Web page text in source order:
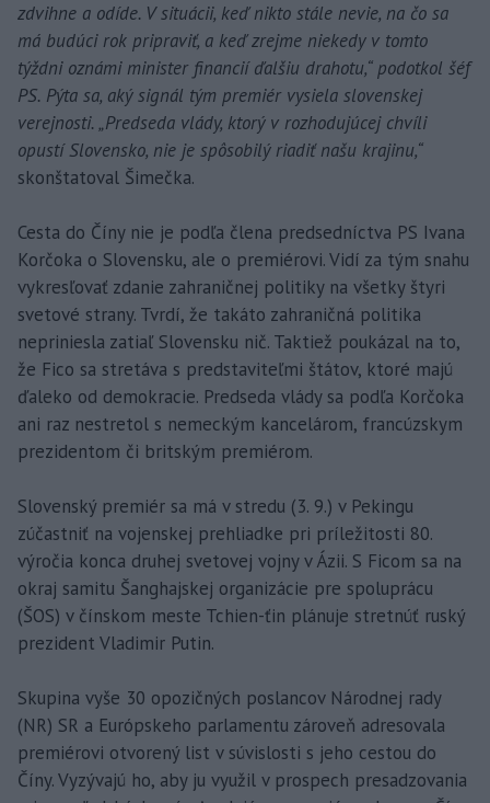
zdvihne a odíde. V situácii, keď nikto stále nevie, na čo sa
má budúci rok pripraviť, a keď zrejme niekedy v tomto
týždni oznámi minister financií ďalšiu drahotu,“ podotkol šéf
PS. Pýta sa, aký signál tým premiér vysiela slovenskej
verejnosti. „Predseda vlády, ktorý v rozhodujúcej chvíli
opustí Slovensko, nie je spôsobilý riadiť našu krajinu,“
skonštatoval Šimečka.
Cesta do Číny nie je podľa člena predsedníctva PS Ivana
Korčoka o Slovensku, ale o premiérovi. Vidí za tým snahu
vykresľovať zdanie zahraničnej politiky na všetky štyri
svetové strany. Tvrdí, že takáto zahraničná politika
nepriniesla zatiaľ Slovensku nič. Taktiež poukázal na to,
že Fico sa stretáva s predstaviteľmi štátov, ktoré majú
ďaleko od demokracie. Predseda vlády sa podľa Korčoka
ani raz nestretol s nemeckým kancelárom, francúzskym
prezidentom či britským premiérom.
Slovenský premiér sa má v stredu (3. 9.) v Pekingu
zúčastniť na vojenskej prehliadke pri príležitosti 80.
výročia konca druhej svetovej vojny v Ázii. S Ficom sa na
okraj samitu Šanghajskej organizácie pre spoluprácu
(ŠOS) v čínskom meste Tchien-ťin plánuje stretnúť ruský
prezident Vladimir Putin.
Skupina vyše 30 opozičných poslancov Národnej rady
(NR) SR a Európskeho parlamentu zároveň adresovala
premiérovi otvorený list v súvislosti s jeho cestou do
Číny. Vyzývajú ho, aby ju využil v prospech presadzovania